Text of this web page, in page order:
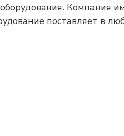
Компания
поставляет в